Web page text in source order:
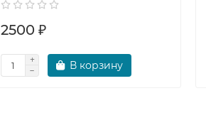
2500 ₽
В корзину